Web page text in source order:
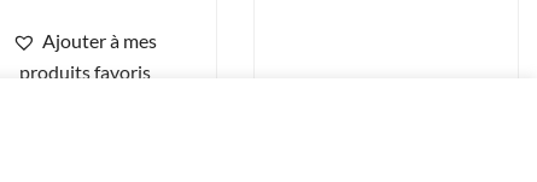
Ajouter à mes
produits favoris